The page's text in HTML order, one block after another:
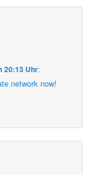
20:13 Uhr:
network now!